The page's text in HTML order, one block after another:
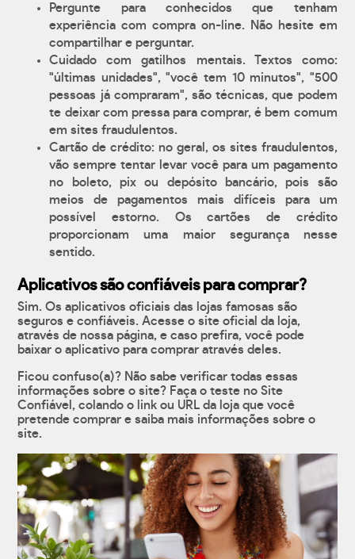
Pergunte para conhecidos que tenham
experiência com compra on-line. Não hesite em
compartilhar e perguntar.
Cuidado com gatilhos mentais. Textos como:
"últimas unidades", "você tem 10 minutos", "500
pessoas já compraram", são técnicas, que podem
te deixar com pressa para comprar, é bem comum
em sites fraudulentos.
Cartão de crédito: no geral, os sites fraudulentos,
vão sempre tentar levar você para um pagamento
no boleto, pix ou depósito bancário, pois são
meios de pagamentos mais difíceis para um
possível estorno. Os cartões de crédito
proporcionam uma maior segurança nesse
sentido.
Aplicativos são confiáveis para comprar?
Sim. Os aplicativos oficiais das lojas famosas são
seguros e confiáveis. Acesse o site oficial da loja,
através de nossa página, e caso prefira, você pode
baixar o aplicativo para comprar através deles.
Ficou confuso(a)? Não sabe verificar todas essas
informações sobre o site? Faça o teste no Site
Confiável, colando o link ou URL da loja que você
pretende comprar e saiba mais informações sobre o
site.